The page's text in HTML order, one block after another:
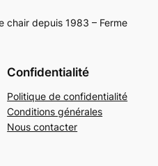
chair depuis 1983 – Ferme
Confidentialité
Politique de confidentialité
Conditions générales
Nous contacter